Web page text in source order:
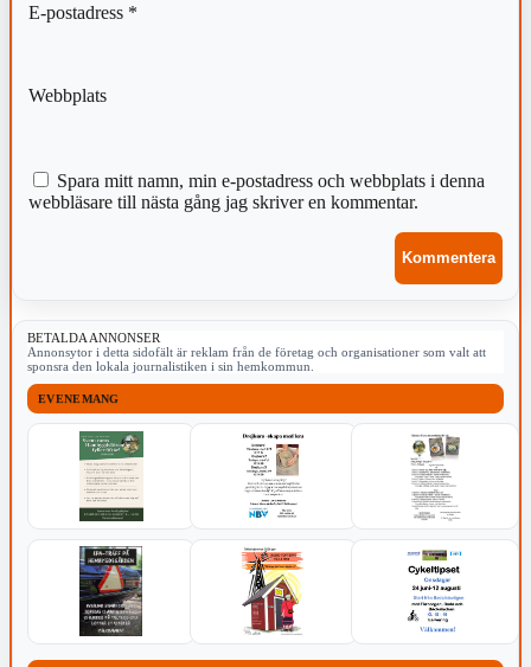
E-postadress *
Webbplats
Spara mitt namn, min e-postadress och webbplats i denna
webbläsare till nästa gång jag skriver en kommentar.
BETALDA ANNONSER
Annonsytor i detta sidofält är reklam från de företag och organisationer som valt att
sponsra den lokala journalistiken i sin hemkommun.
EVENEMANG